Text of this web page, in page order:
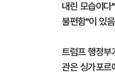
내린 모습이
불편함"이 있
트럼프 행정부
관은 싱가포르